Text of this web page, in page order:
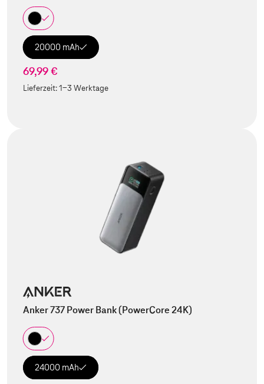
20000 mAh
69,99 €
Lieferzeit:1-3 Werktage
Anker 737 Power Bank (PowerCore 24K)
24000 mAh